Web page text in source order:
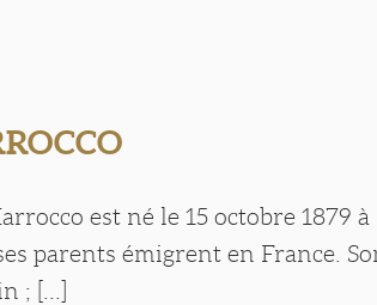
est né le 15 octobre 1879 à
parents émigrent en France.
; [...]